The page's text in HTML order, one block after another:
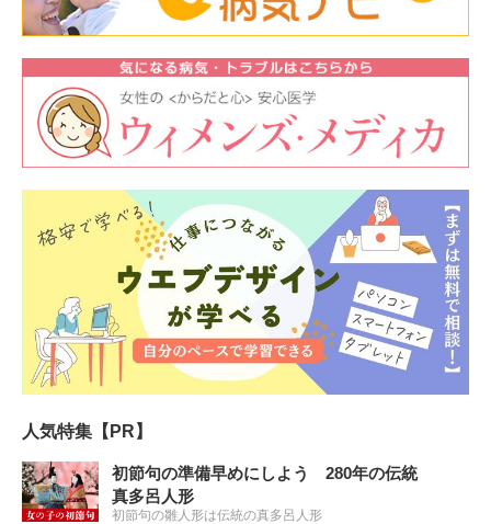
人気特集【PR】
初節句の準備早めにしよう 280年の伝統
真多呂人形
初節句の雛人形は伝統の真多呂人形